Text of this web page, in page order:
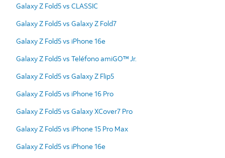
Galaxy Z Fold5 vs CLASSIC
Galaxy Z Fold5 vs Galaxy Z Fold7
Galaxy Z Fold5 vs iPhone 16e
Galaxy Z Fold5 vs Teléfono amiGO™ Jr.
Galaxy Z Fold5 vs Galaxy Z Flip5
Galaxy Z Fold5 vs iPhone 16 Pro
Galaxy Z Fold5 vs Galaxy XCover7 Pro
Galaxy Z Fold5 vs iPhone 15 Pro Max
Galaxy Z Fold5 vs iPhone 16e